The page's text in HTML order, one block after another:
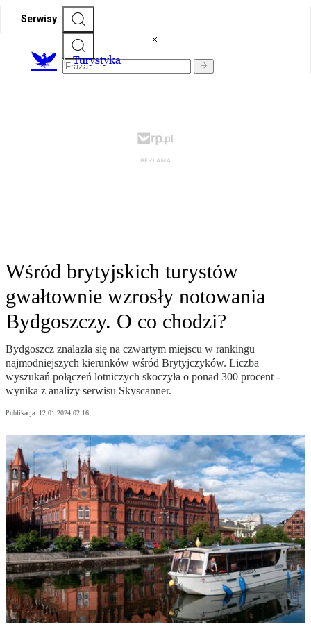
Serwisy
Turystyka
Wśród brytyjskich turystów
gwałtownie wzrosły notowania
Bydgoszczy. O co chodzi?
Bydgoszcz znalazła się na czwartym miejscu w rankingu
najmodniejszych kierunków wśród Brytyjczyków. Liczba
wyszukań połączeń lotniczych skoczyła o ponad 300 procent -
wynika z analizy serwisu Skyscanner.
Publikacja: 12.01.2024 02:16